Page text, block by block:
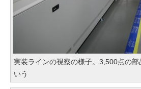
実装ラインの視察の様子。3,500点の部
いう